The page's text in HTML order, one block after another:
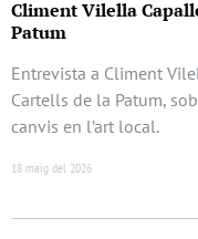
Climent Vilella
Patum
Entrevista a Climent
Cartells de la Patum,
canvis en l’art local.
18 maig del 2026